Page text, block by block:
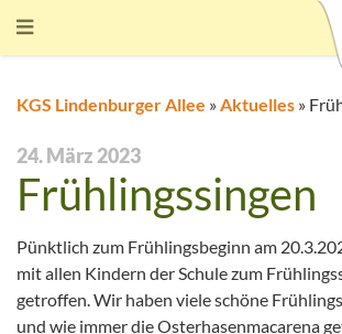
KGS Lindenburger Allee »Aktuelles »
24. März 2023
Frühlingssingen
Pünktlich zum Frühlingsbeginn am
mit allen Kindern der Schule zum
getroffen. Wir haben viele schöne
und wie immer die Osterhasenmacarena